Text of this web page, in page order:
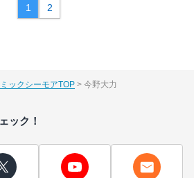
1 2
ックシーモアTOP 今野大力
ック！